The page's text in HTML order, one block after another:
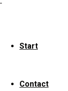
Start
Contact